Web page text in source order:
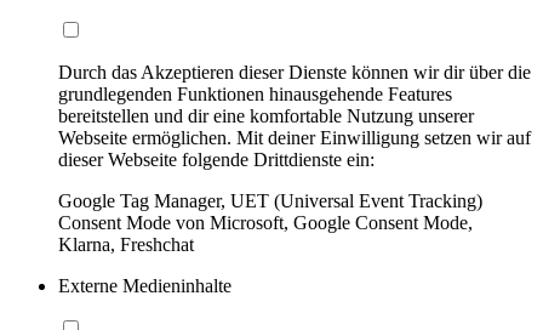
Durch das Akzeptieren dieser Dienste können wir dir über die
grundlegenden Funktionen hinausgehende Features
bereitstellen und dir eine komfortable Nutzung unserer
Webseite ermöglichen. Mit deiner Einwilligung setzen wir auf
dieser Webseite folgende Drittdienste ein:
Google Tag Manager, UET (Universal Event Tracking)
Consent Mode von Microsoft, Google Consent Mode,
Klarna, Freshchat
Externe Medieninhalte